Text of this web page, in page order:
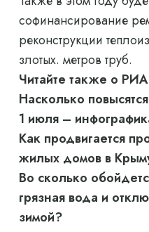
софинансирование
реконструкции
злотых. метров труб.
Читайте также о
Насколько
1 июля –
Как продвигается
жилых домов в
Во сколько
грязная вода и
зимой?